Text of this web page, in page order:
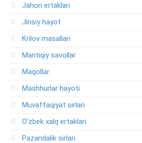
Jahon ertaklari
Jinsiy hayot
Krilov masallari
Mantiqiy savollar
Maqollar
Mashhurlar hayoti
Muvaffaqiyat sirlari
O'zbek xalq ertaklari
Pazandalik sirlari